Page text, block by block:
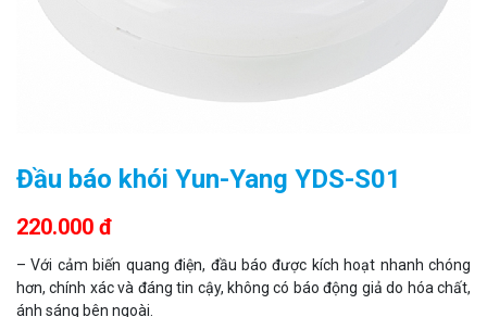
Đầu báo khói Yun-Yang YDS-S01
220.000 đ
– Với cảm biến quang điện, đầu báo được kích hoạt nhanh chóng
hơn, chính xác và đáng tin cậy, không có báo động giả do hóa chất,
ánh sáng bên ngoài.
MUA NGAY